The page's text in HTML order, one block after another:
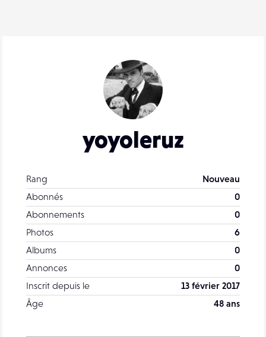
yoyoleruz
Rang
Nouveau
Abonnés
0
Abonnements
0
Photos
6
Albums
0
Annonces
0
Inscrit depuis le
13 février 2017
Âge
48 ans